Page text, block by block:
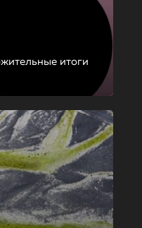
итоги